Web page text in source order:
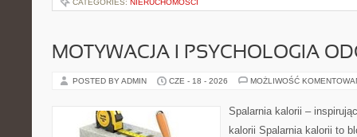
CATEGORIES: NIERUCHOMOŚCI
MOTYWACJA I PSYCHOLOGIA
POSTED BY ADMIN CZE - 18 - 2026 MOŻLIWOŚĆ
Spalarnia kalorii –
kalorii Spalarnia kalorii to